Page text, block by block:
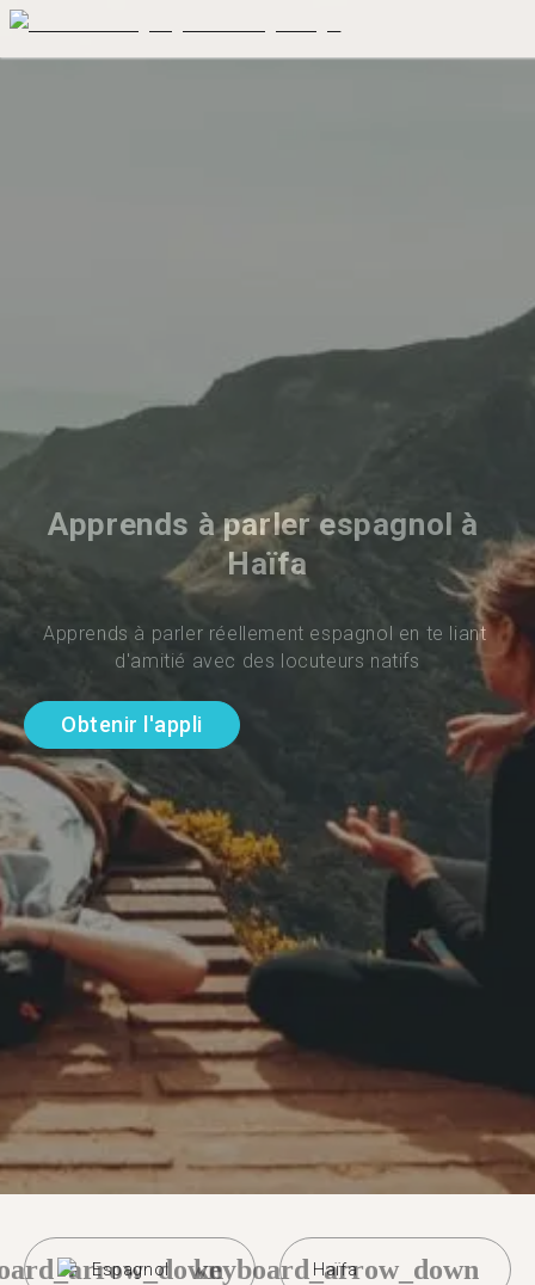
Apprends à parler espagnol à
Haïfa
Apprends à parler réellement espagnol en te liant
d'amitié avec des locuteurs natifs
Obtenir l'appli
Espagnol Haïfa
keyboard_arrow_down